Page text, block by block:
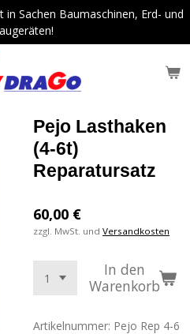
in Sachen Baumaschinen, Erd- und
Pejo Lasthaken
(4-6t)
Reparatursatz
60,00 €
zzgl. MwSt. und Versandkosten
In den
Warenkorb
Artikelnummer: Pejo Rep 4-6